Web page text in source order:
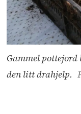
Gammel
den litt drahjelp.